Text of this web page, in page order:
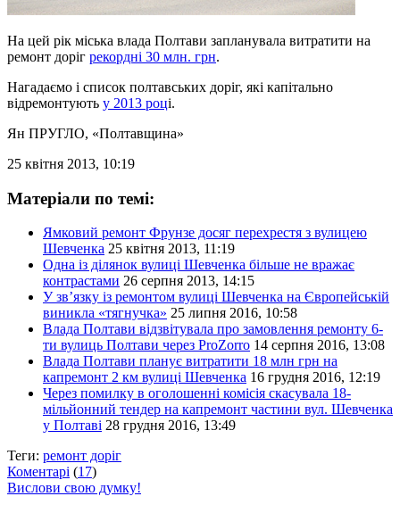
На цей рік міська влада Полтави запланувала витратити на
ремонт доріг рекордні 30 млн. грн.
Нагадаємо і список полтавських доріг, які капітально
відремонтують у 2013 році.
Ян ПРУГЛО, «Полтавщина»
25 квітня 2013, 10:19
Матеріали по темі:
Ямковий ремонт Фрунзе досяг перехрестя з вулицею
Шевченка 25 квітня 2013, 11:19
Одна із ділянок вулиці Шевченка більше не вражає
контрастами 26 серпня 2013, 14:15
У зв’язку із ремонтом вулиці Шевченка на Європейській
виникла «тягнучка» 25 липня 2016, 10:58
Влада Полтави відзвітувала про замовлення ремонту 6-
ти вулиць Полтави через ProZorro 14 серпня 2016, 13:08
Влада Полтави планує витратити 18 млн грн на
капремонт 2 км вулиці Шевченка 16 грудня 2016, 12:19
Через помилку в оголошенні комісія скасувала 18-
мільйонний тендер на капремонт частини вул. Шевченка
у Полтаві 28 грудня 2016, 13:49
Теги: ремонт доріг
Коментарі (17)
Вислови свою думку!